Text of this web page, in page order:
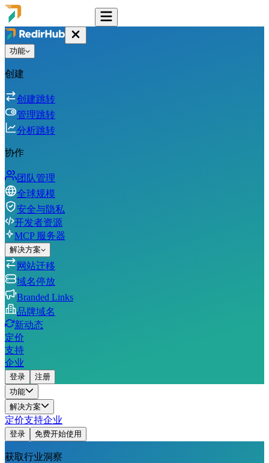
功能
创建
创建跳转
管理跳转
分析跳转
协作
团队管理
全球规模
安全与隐私
开发者资源
MCP 服务器
解决方案
网站迁移
域名停放
Branded Links
品牌域名
新动态
定价
支持
企业
登录
注册
功能
解决方案
定价支持企业
登录 免费开始使用
获取行业洞察